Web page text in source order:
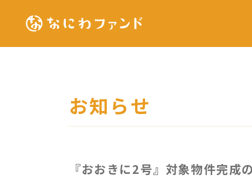
お知らせ
『おおきに2号』対象物件完成